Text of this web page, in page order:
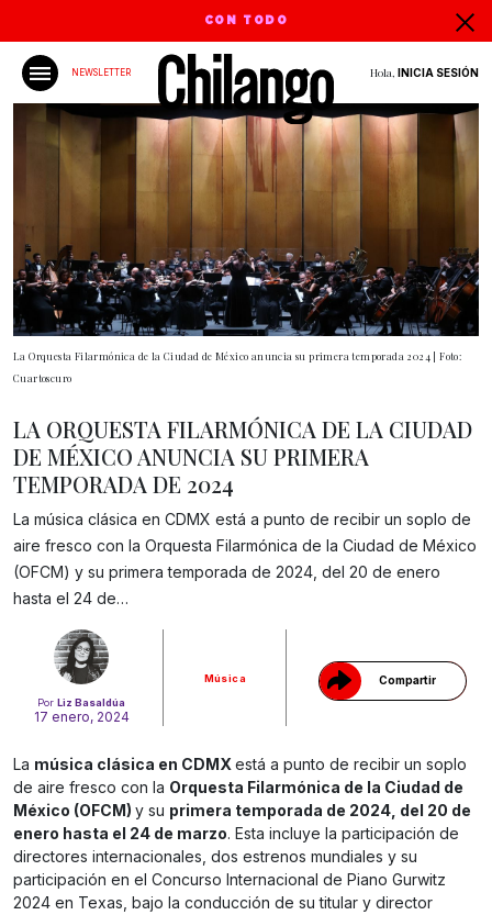
CON TODO
NEWSLETTER Hola, INICIA SESIÓN
La Orquesta Filarmónica de la Ciudad de México anuncia su primera temporada 2024 | Foto:
Cuartoscuro
PorLiz Basaldúa
17 enero, 2024
Música Compartir
Gracias!
LA ORQUESTA FILARMÓNICA DE LA CIUDAD
DE MÉXICO ANUNCIA SU PRIMERA
TEMPORADA DE 2024
La música clásica en CDMX está a punto de recibir un soplo de
aire fresco con la Orquesta Filarmónica de la Ciudad de México
(OFCM) y su primera temporada de 2024, del 20 de enero
hasta el 24 de…
La música clásica en CDMX está a punto de recibir un soplo
de aire fresco con la Orquesta Filarmónica de la Ciudad de
México (OFCM) y su primera temporada de 2024, del 20 de
enero hasta el 24 de marzo. Esta incluye la participación de
directores internacionales, dos estrenos mundiales y su
participación en el Concurso Internacional de Piano Gurwitz
2024 en Texas, bajo la conducción de su titular y director